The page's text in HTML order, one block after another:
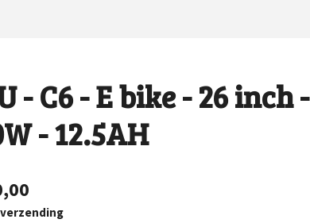
- C6 - E bike - 26 inch -
- 12.5AH
verzending